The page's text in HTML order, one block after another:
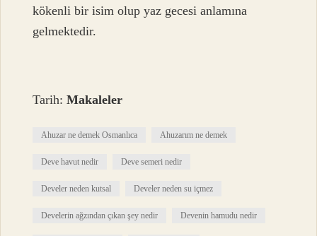
kökenli bir isim olup yaz gecesi anlamına
gelmektedir.
Tarih:Makaleler
Ahuzar ne demek Osmanlıca Ahuzarım ne demek
Deve havut nedir Deve semeri nedir
Develer neden kutsal Develer neden su içmez
Develerin ağzından çıkan şey nedir Devenin hamudu nedir